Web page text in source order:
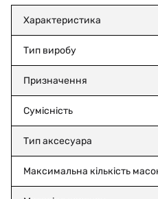
Характеристика
Тип виробу
Призначення
Сумісність
Тип аксесуара
Максимальна кількість